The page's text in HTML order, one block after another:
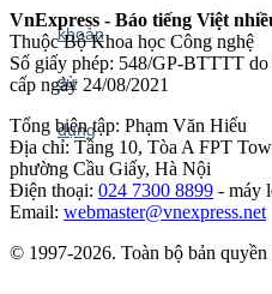
VnExpress - Báo tiếng Việt
Thuộc Bộ Khoa học Công nghệ
Số giấy phép: 548/GP-BTTTT
cấp ngày 24/08/2021
Tổng biên tập: Phạm Văn Hiếu
Địa chỉ: Tầng 10, Tòa A FPT
phường Cầu Giấy, Hà Nội
Điện thoại: 024 7300 8899 - máy
Email: webmaster@vnexpress.net
© 1997-2026. Toàn bộ bản